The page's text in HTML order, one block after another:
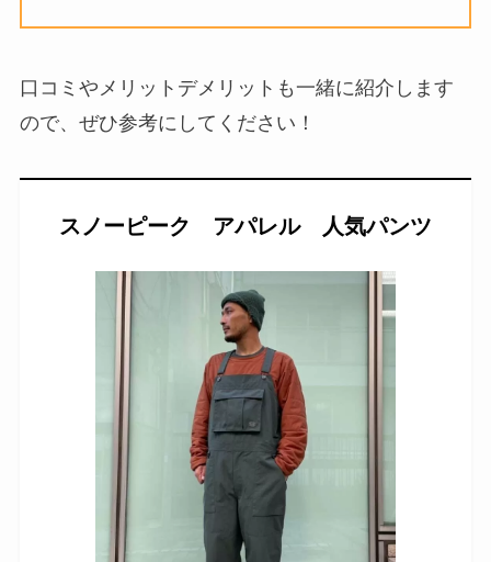
口コミやメリットデメリットも一緒に紹介します
ので、ぜひ参考にしてください！
スノーピーク アパレル 人気パンツ